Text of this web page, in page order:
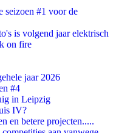
#1 voor de
is volgend jaar elektrisch
on fire
jaar 2026
#4
in Leipzig
IV?
en betere projecten.....